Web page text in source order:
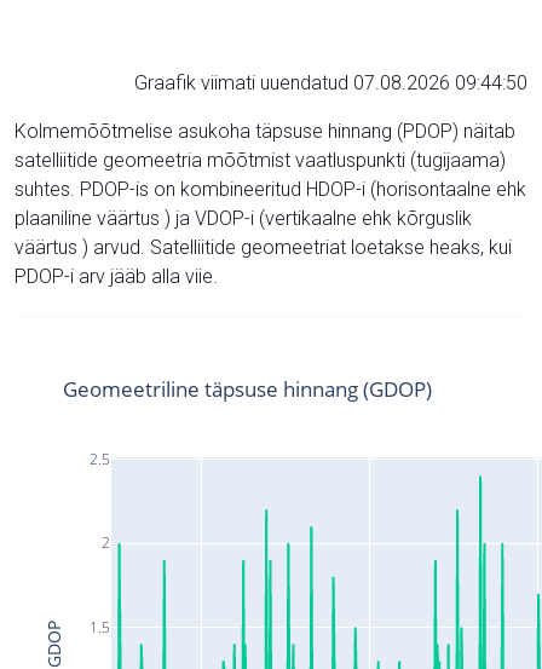
Graafik viimati uuendatud 07.08.2026 09:44:50
Kolmemõõtmelise asukoha täpsuse hinnang (PDOP) näitab
satelliitide geomeetria mõõtmist vaatluspunkti (tugijaama)
suhtes. PDOP-is on kombineeritud HDOP-i (horisontaalne ehk
plaaniline väärtus ) ja VDOP-i (vertikaalne ehk kõrguslik
väärtus ) arvud. Satelliitide geomeetriat loetakse heaks, kui
PDOP-i arv jääb alla viie.
1.5
2
2.5
Geomeetriline täpsuse hinnang (GDOP)
GDOP